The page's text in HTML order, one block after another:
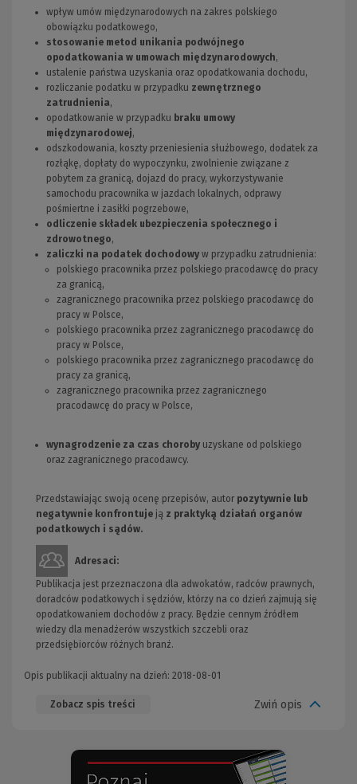
wpływ umów międzynarodowych na zakres polskiego
obowiązku podatkowego,
stosowanie metod unikania podwójnego
opodatkowania w umowach międzynarodowych,
ustalenie państwa uzyskania oraz opodatkowania dochodu,
rozliczanie podatku w przypadku zewnętrznego
zatrudnienia,
opodatkowanie w przypadku braku umowy
międzynarodowej,
odszkodowania, koszty przeniesienia służbowego, dodatek za
rozłąkę, dopłaty do wypoczynku, zwolnienie związane z
pobytem za granicą, dojazd do pracy, wykorzystywanie
samochodu pracownika w jazdach lokalnych, odprawy
pośmiertne i zasiłki pogrzebowe,
odliczenie składek ubezpieczenia społecznego i
zdrowotnego,
zaliczki na podatek dochodowy w przypadku zatrudnienia:
polskiego pracownika przez polskiego pracodawcę do pracy
za granicą,
zagranicznego pracownika przez polskiego pracodawcę do
pracy w Polsce,
polskiego pracownika przez zagranicznego pracodawcę do
pracy w Polsce,
polskiego pracownika przez zagranicznego pracodawcę do
pracy za granicą,
zagranicznego pracownika przez zagranicznego
pracodawcę do pracy w Polsce,
wynagrodzenie za czas choroby uzyskane od polskiego
oraz zagranicznego pracodawcy.
Przedstawiając swoją ocenę przepisów, autor pozytywnie lub
negatywnie konfrontuje ją z praktyką działań organów
podatkowych i sądów.
Adresaci:
Publikacja jest przeznaczona dla adwokatów, radców prawnych,
doradców podatkowych i sędziów, którzy na co dzień zajmują się
opodatkowaniem dochodów z pracy. Będzie cennym źródłem
wiedzy dla menadżerów wszystkich szczebli oraz
przedsiębiorców różnych branż.
Opis publikacji aktualny na dzień: 2018-08-01
Zobacz spis treści Zwiń opis